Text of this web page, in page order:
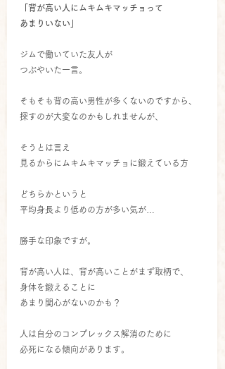
「背が高い人にムキムキマッチョって
あまりいない」
ジムで働いていた友人が
つぶやいた一言。
そもそも背の高い男性が多くないのですから、
探すのが大変なのかもしれませんが、
そうとは言え
見るからにムキムキマッチョに鍛えている方
どちらかというと
平均身長より低めの方が多い気が…
勝手な印象ですが。
背が高い人は、背が高いことがまず取柄で、
身体を鍛えることに
あまり関心がないのかも？
人は自分のコンプレックス解消のために
必死になる傾向があります。